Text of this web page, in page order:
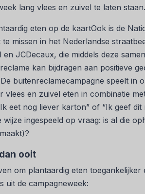
lang vlees en zuivel te laten staan.
eten op de kaartOok is de
missen in het Nederlandse
JCDecaux, die middels deze
kan bijdragen aan positieve
buitenreclamecampagne speelt in
vlees en zuivel eten in combinatie
eet nog liever karton” of “Ik geef dit
ingespeeld op vraag: is al die
ooit
om plantaardig eten toegankelijker
uit de campagneweek: